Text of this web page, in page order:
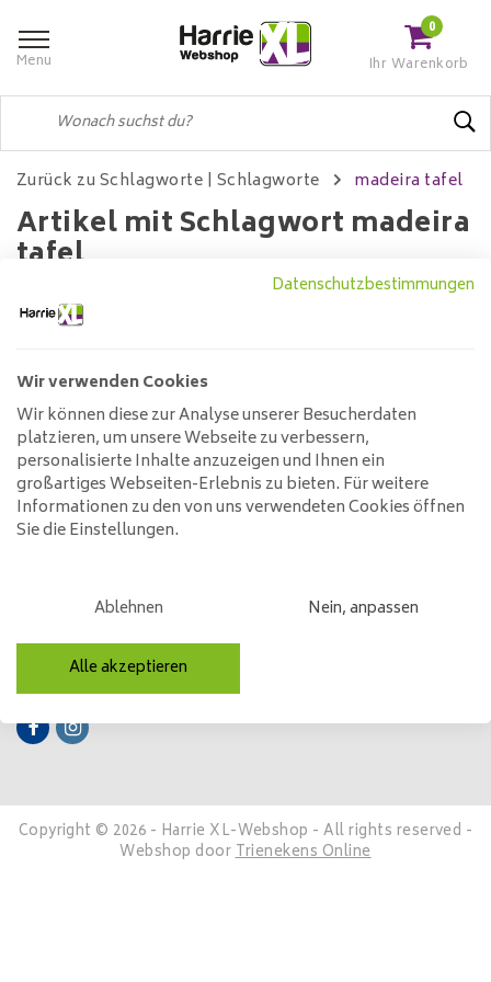
Menu
0
Ihr Warenkorb
Zurück zu Schlagworte | Schlagworte madeira tafel
Artikel mit Schlagwort madeira
tafel
Keine Produkte gefunden!...
Kundendienst
Mein Konto
Folge uns
Copyright © 2026 - Harrie XL-Webshop - All rights reserved -
Webshop doorTrienekens Online
Datenschutzbestimmungen
Wir verwenden Cookies
Wir können diese zur Analyse unserer Besucherdaten
platzieren, um unsere Webseite zu verbessern,
personalisierte Inhalte anzuzeigen und Ihnen ein
großartiges Webseiten-Erlebnis zu bieten. Für weitere
Informationen zu den von uns verwendeten Cookies öffnen
Sie die Einstellungen.
Ablehnen Nein, anpassen
Alle akzeptieren